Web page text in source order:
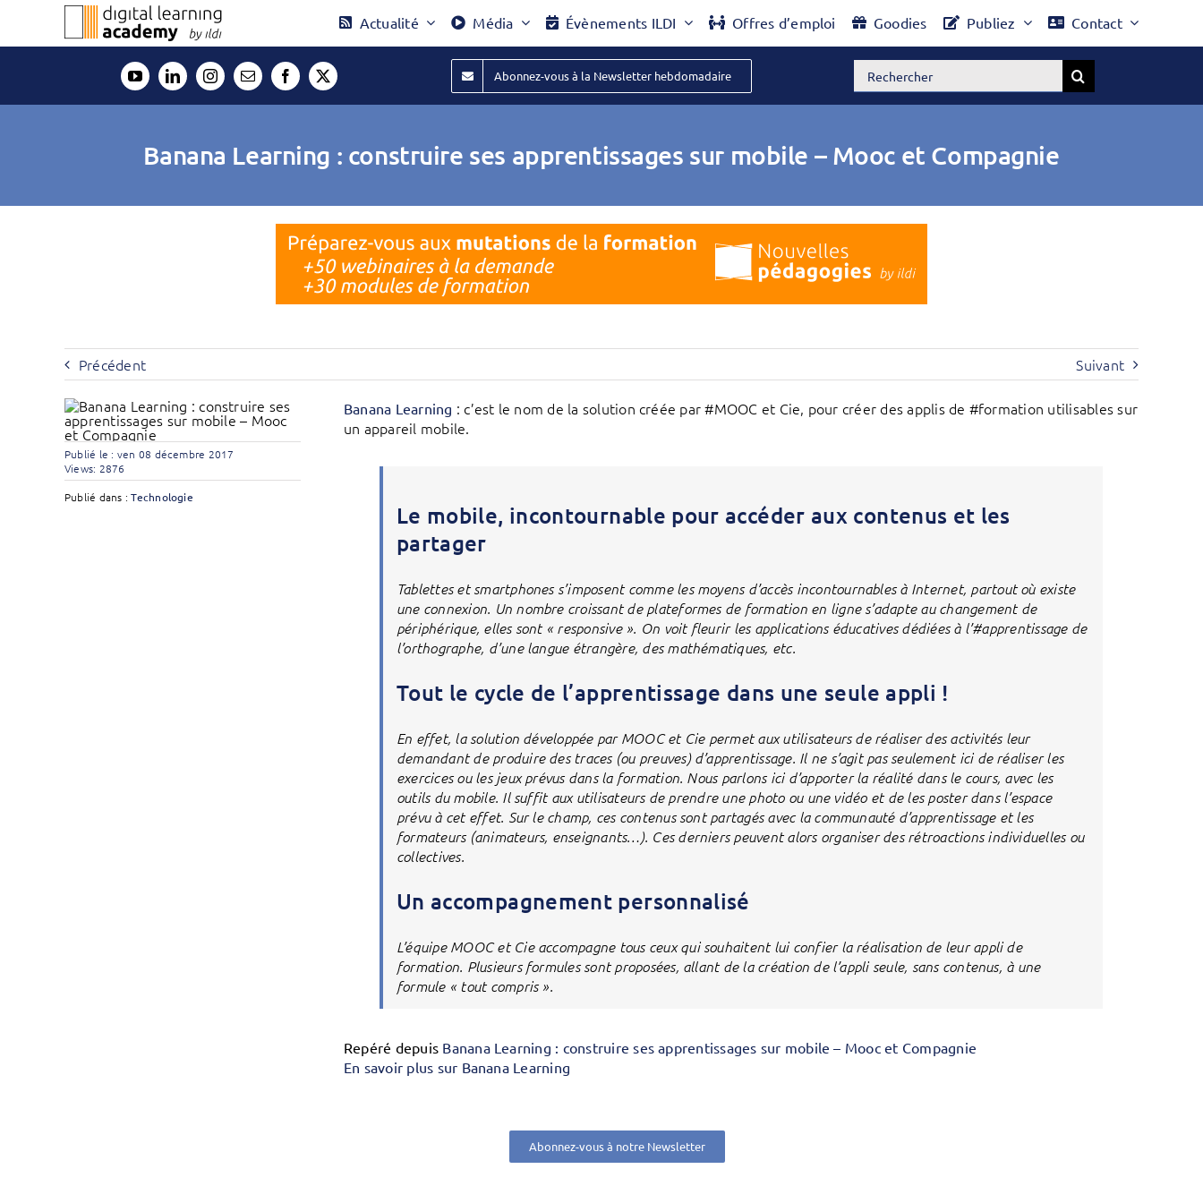
contenu
Actualité Média Évènements ILDI Offres d’emploi Goodies Publiez Contact
Abonnez-vous à la Newsletter hebdomadaire Rechercher:
Banana Learning : construire ses apprentissages sur mobile – Mooc et Compagnie
Précédent Suivant
Publié le : ven 08 décembre 2017
Views: 2876
Publié dans :Technologie
Banana Learning : c’est le nom de la solution créée par #MOOC et Cie, pour créer des applis de #formation utilisables sur
un appareil mobile.
Le mobile, incontournable pour accéder aux contenus et les
partager
Tablettes et smartphones s’imposent comme les moyens d’accès incontournables à Internet, partout où existe
une connexion. Un nombre croissant de plateformes de formation en ligne s’adapte au changement de
périphérique, elles sont « responsive ». On voit fleurir les applications éducatives dédiées à l’#apprentissage de
l’orthographe, d’une langue étrangère, des mathématiques, etc.
Tout le cycle de l’apprentissage dans une seule appli !
En effet, la solution développée par MOOC et Cie permet aux utilisateurs de réaliser des activités leur
demandant de produire des traces (ou preuves) d’apprentissage. Il ne s’agit pas seulement ici de réaliser les
exercices ou les jeux prévus dans la formation. Nous parlons ici d’apporter la réalité dans le cours, avec les
outils du mobile. Il suffit aux utilisateurs de prendre une photo ou une vidéo et de les poster dans l’espace
prévu à cet effet. Sur le champ, ces contenus sont partagés avec la communauté d’apprentissage et les
formateurs (animateurs, enseignants…). Ces derniers peuvent alors organiser des rétroactions individuelles ou
collectives.
Un accompagnement personnalisé
L’équipe MOOC et Cie accompagne tous ceux qui souhaitent lui confier la réalisation de leur appli de
formation. Plusieurs formules sont proposées, allant de la création de l’appli seule, sans contenus, à une
formule « tout compris ».
Repéré depuis Banana Learning : construire ses apprentissages sur mobile – Mooc et Compagnie
En savoir plus sur Banana Learning
Abonnez-vous à notre Newsletter